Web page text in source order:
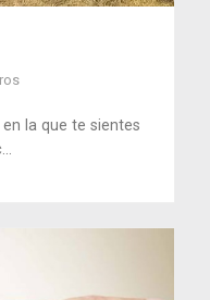
la que te sientes